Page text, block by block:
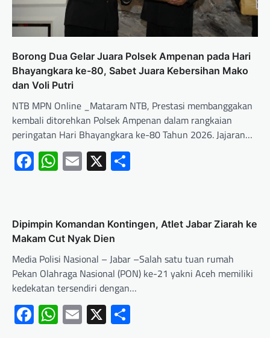
Borong Dua Gelar Juara Polsek Ampenan pada Hari
Bhayangkara ke-80, Sabet Juara Kebersihan Mako
dan Voli Putri
NTB MPN Online _Mataram NTB, Prestasi membanggakan
kembali ditorehkan Polsek Ampenan dalam rangkaian
peringatan Hari Bhayangkara ke-80 Tahun 2026. Jajaran…
Facebook
WhatsApp
Email
X
Dipimpin Komandan Kontingen, Atlet Jabar Ziarah ke
Makam Cut Nyak Dien
Media Polisi Nasional – Jabar –Salah satu tuan rumah
Pekan Olahraga Nasional (PON) ke-21 yakni Aceh memiliki
kedekatan tersendiri dengan…
Facebook
WhatsApp
Email
X